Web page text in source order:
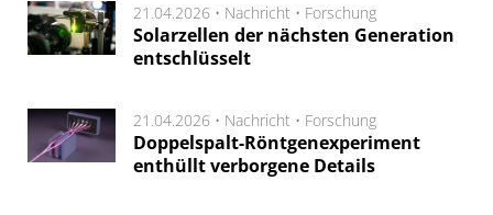
21.04.2026 • Nachricht • Forschung
Solarzellen der nächsten Generation
entschlüsselt
21.04.2026 • Nachricht • Forschung
Doppelspalt-Röntgenexperiment
enthüllt verborgene Details